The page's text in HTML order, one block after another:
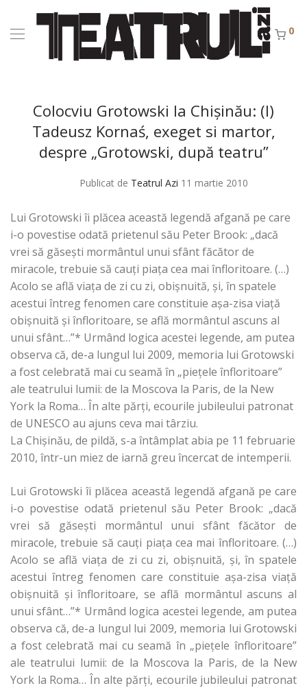
0
Colocviu Grotowski la Chişinău: (I)
Tadeusz Kornaś, exeget si martor,
despre „Grotowski, după teatru”
Publicat de Teatrul Azi 11 martie 2010
Lui Grotowski îi plăcea această legendă afgană pe care
i-o povestise odată prietenul său Peter Brook: „dacă
vrei să găseşti mormântul unui sfânt făcător de
miracole, trebuie să cauţi piaţa cea mai înfloritoare. (…)
Acolo se află viaţa de zi cu zi, obişnuită, şi, în spatele
acestui întreg fenomen care constituie aşa-zisa viaţă
obişnuită şi înfloritoare, se află mormântul ascuns al
unui sfânt…”* Urmând logica acestei legende, am putea
observa că, de-a lungul lui 2009, memoria lui Grotowski
a fost celebrată mai cu seamă în „pieţele înfloritoare”
ale teatrului lumii: de la Moscova la Paris, de la New
York la Roma… În alte părţi, ecourile jubileului patronat
de UNESCO au ajuns ceva mai târziu.
La Chişinău, de pildă, s-a întâmplat abia pe 11 februarie
2010, într-un miez de iarnă greu încercat de intemperii.
Lui Grotowski îi plăcea această legendă afgană pe care
i-o povestise odată prietenul său Peter Brook: „dacă
vrei să găseşti mormântul unui sfânt făcător de
miracole, trebuie să cauţi piaţa cea mai înfloritoare. (…)
Acolo se află viaţa de zi cu zi, obişnuită, şi, în spatele
acestui întreg fenomen care constituie aşa-zisa viaţă
obişnuită şi înfloritoare, se află mormântul ascuns al
unui sfânt…”* Urmând logica acestei legende, am putea
observa că, de-a lungul lui 2009, memoria lui Grotowski
a fost celebrată mai cu seamă în „pieţele înfloritoare”
ale teatrului lumii: de la Moscova la Paris, de la New
York la Roma… În alte părţi, ecourile jubileului patronat